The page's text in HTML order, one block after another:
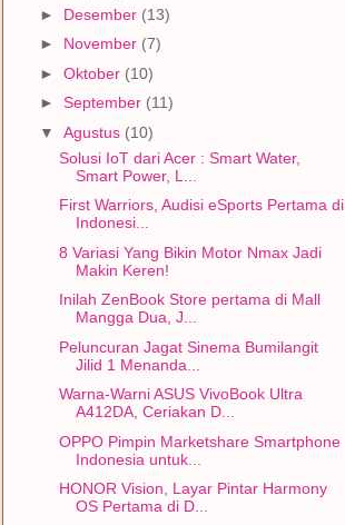
► Desember (13)
► November (7)
► Oktober (10)
► September (11)
▼ Agustus (10)
Solusi IoT dari Acer : Smart Water,
Smart Power, L...
First Warriors, Audisi eSports Pertama di
Indonesi...
8 Variasi Yang Bikin Motor Nmax Jadi
Makin Keren!
Inilah ZenBook Store pertama di Mall
Mangga Dua, J...
Peluncuran Jagat Sinema Bumilangit
Jilid 1 Menanda...
Warna-Warni ASUS VivoBook Ultra
A412DA, Ceriakan D...
OPPO Pimpin Marketshare Smartphone
Indonesia untuk...
HONOR Vision, Layar Pintar Harmony
OS Pertama di D...